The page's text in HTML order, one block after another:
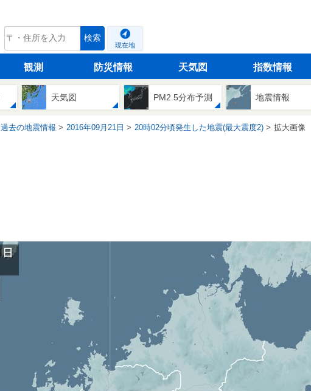
tenki.jp 検索
現在地
観測 防災情報 天気図 指数情報
天気図 PM2.5分布予測 地震情報
過去の地震情報 2016年09月21日 20時02分頃発生した地震(最大震度2) 拡大画像